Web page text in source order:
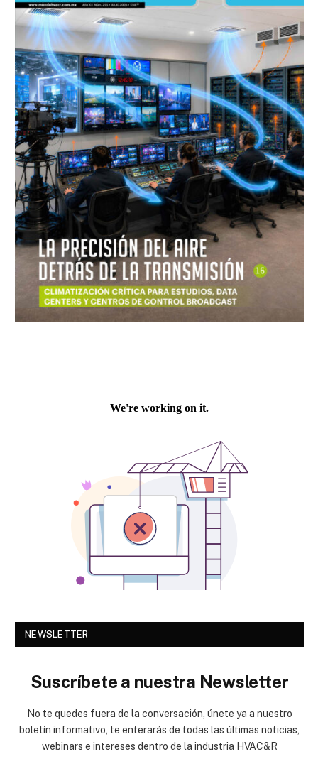
NEWSLETTER
Suscríbete a nuestra Newsletter
No te quedes fuera de la conversación, únete ya a nuestro
boletín informativo, te enterarás de todas las últimas noticias,
webinars e intereses dentro de la industria HVAC&R